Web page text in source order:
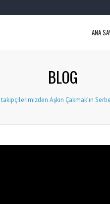
ANA
BLOG
Aşkın Çakmak’ın